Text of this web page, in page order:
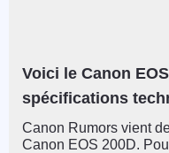
Voici le Canon
spécifications
Canon Rumors vient
Canon EOS 200D.